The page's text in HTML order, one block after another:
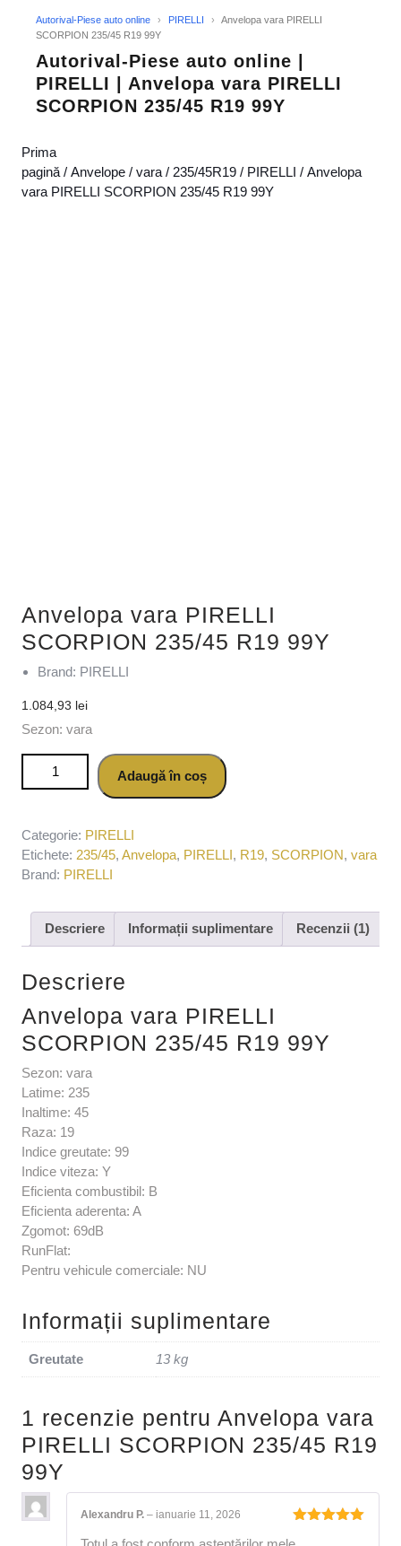
Autorival-Piese auto online › PIRELLI ›
Anvelopa vara PIRELLI
SCORPION 235/45 R19 99Y
Autorival-Piese auto online |
PIRELLI | Anvelopa vara PIRELLI
SCORPION 235/45 R19 99Y
Prima
pagină / Anvelope / vara / 235/45R19 / PIRELLI / Anvelopa
vara PIRELLI SCORPION 235/45 R19 99Y
Anvelopa vara PIRELLI
SCORPION 235/45 R19 99Y
Brand: PIRELLI
1.084,93 lei
Sezon: vara
Cantitate Anvelopa vara PIRELLI SCORPION 235/45 R19
Adaugă în coș
Categorie: PIRELLI
Etichete: 235/45, Anvelopa, PIRELLI, R19, SCORPION, vara
Brand: PIRELLI
Descriere Informații suplimentare Recenzii (1)
Descriere
Anvelopa vara PIRELLI
SCORPION 235/45 R19 99Y
Sezon: vara
Latime: 235
Inaltime: 45
Raza: 19
Indice greutate: 99
Indice viteza: Y
Eficienta combustibil: B
Eficienta aderenta: A
Zgomot: 69dB
RunFlat:
Pentru vehicule comerciale: NU
Informații suplimentare
Greutate 13 kg
1 recenzie pentru Anvelopa vara
PIRELLI SCORPION 235/45 R19
99Y
Alexandru P. – ianuarie 11, 2026